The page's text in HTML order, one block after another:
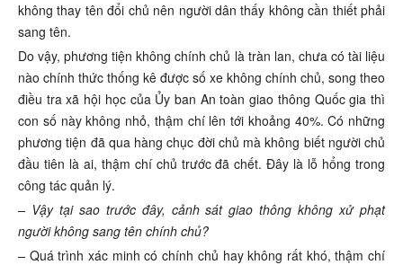
không thay tên đổi chủ nên người dân thấy không cần thiết phải
sang tên.
Do vậy, phương tiện không chính chủ là tràn lan, chưa có tài liệu
nào chính thức thống kê được số xe không chính chủ, song theo
điều tra xã hội học của Ủy ban An toàn giao thông Quốc gia thì
con số này không nhỏ, thậm chí lên tới khoảng 40%. Có những
phương tiện đã qua hàng chục đời chủ mà không biết người chủ
đầu tiên là ai, thậm chí chủ trước đã chết. Đây là lỗ hổng trong
công tác quản lý.
– Vậy tại sao trước đây, cảnh sát giao thông không xử phạt
người không sang tên chính chủ?
– Quá trình xác minh có chính chủ hay không rất khó, thậm chí